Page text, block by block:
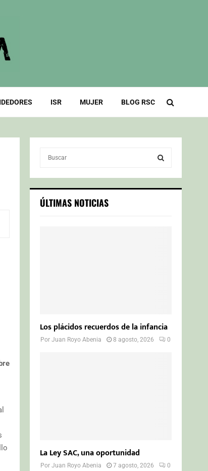
ISR MUJER BLOG RSC
c
h
S
ÚLTIMAS NOTICIAS
Los plácidos recuerdos de la infancia
PorJuan Royo Abenia 8 agosto, 2026 0
La Ley SAC, una oportunidad
PorJuan Royo Abenia 7 agosto, 2026 0